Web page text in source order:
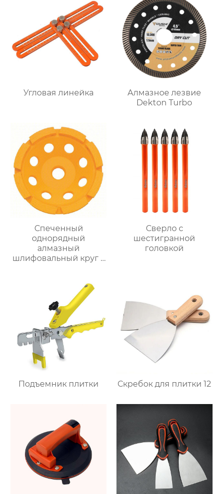
Угловая линейка
Алмазное лезвие
Dekton Turbo
Спеченный
однорядный
алмазный
шлифовальный круг с
Сверло с
шестигранной
головкой
Подъемник плитки Скребок для плитки 12